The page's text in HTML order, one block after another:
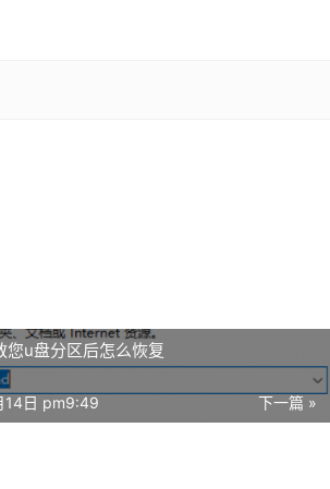
您u盘分区后怎么恢复
下一篇 »
14日 pm9:49